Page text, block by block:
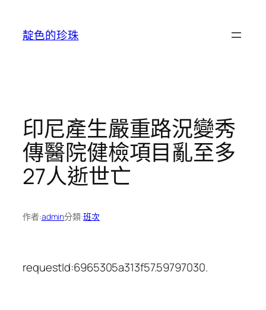
靛色的珍珠
印尼產生嚴重路況變秀
傳醫院健檢項目亂至多
27人逝世亡
作者:admin分類:班次
requestId:6965305a313f57.59797030.